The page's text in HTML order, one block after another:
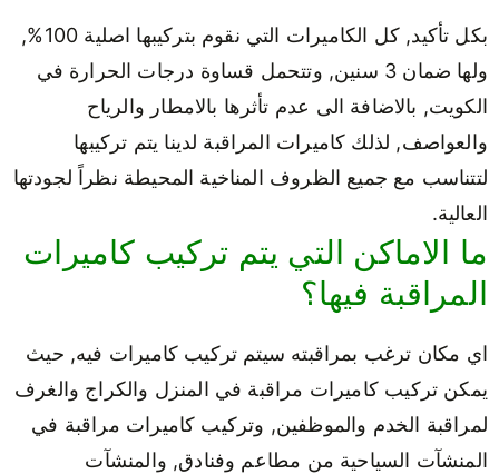
بكل تأكيد, كل الكاميرات التي نقوم بتركيبها اصلية 100%,
ولها ضمان 3 سنين, وتتحمل قساوة درجات الحرارة في
الكويت, بالاضافة الى عدم تأثرها بالامطار والرياح
والعواصف, لذلك كاميرات المراقبة لدينا يتم تركيبها
لتتناسب مع جميع الظروف المناخية المحيطة نظراً لجودتها
العالية.
ما الاماكن التي يتم تركيب كاميرات
المراقبة فيها؟
اي مكان ترغب بمراقبته سيتم تركيب كاميرات فيه, حيث
يمكن تركيب كاميرات مراقبة في المنزل والكراج والغرف
لمراقبة الخدم والموظفين, وتركيب كاميرات مراقبة في
المنشآت السياحية من مطاعم وفنادق, والمنشآت